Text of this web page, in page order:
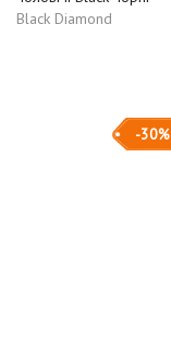
Black Diamond
-30%